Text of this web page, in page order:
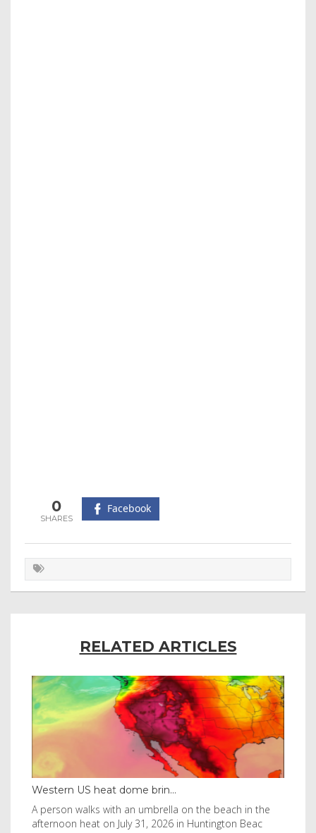
0 Facebook
RELATED ARTICLES
Western US heat dome brin...
A person walks with an umbrella on the beach in the
afternoon heat on July 31, 2026 in Huntington Beac